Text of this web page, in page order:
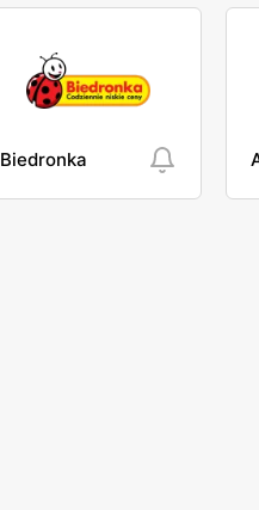
Biedronka